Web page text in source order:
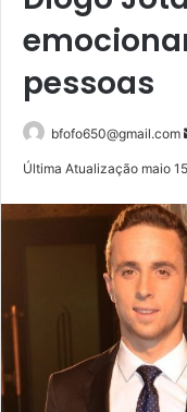
pessoas
bfofo650@gmail.com
Última Atualização maio